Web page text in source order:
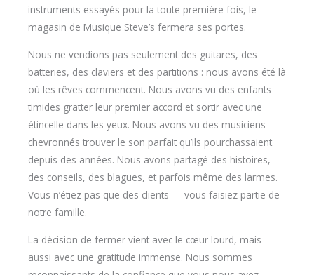
instruments essayés pour la toute première fois, le
magasin de Musique Steve’s fermera ses portes.
Nous ne vendions pas seulement des guitares, des
batteries, des claviers et des partitions : nous avons été là
où les rêves commencent. Nous avons vu des enfants
timides gratter leur premier accord et sortir avec une
étincelle dans les yeux. Nous avons vu des musiciens
chevronnés trouver le son parfait qu’ils pourchassaient
depuis des années. Nous avons partagé des histoires,
des conseils, des blagues, et parfois même des larmes.
Vous n’étiez pas que des clients — vous faisiez partie de
notre famille.
La décision de fermer vient avec le cœur lourd, mais
aussi avec une gratitude immense. Nous sommes